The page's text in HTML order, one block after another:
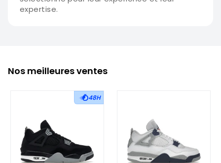
expertise.
Nos meilleures ventes
48H